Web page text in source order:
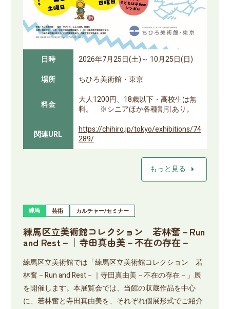
日時
2026年7月25日(土)～ 10月25日(日)
場所
ちひろ美術館・東京
料金
大人1200円、18歳以下・高校生は無
料。 ※シニアほか各種割引あり。
関連URL
https://chihiro.jp/tokyo/exhibitions/74
289/
もっと見る arrow_right
練馬 芸術 カルチャー/セミナー
練馬区立美術館コレクション 若林奮－Run
and Rest－｜寺田真由美－不在の存在－
練馬区立美術館では「練馬区立美術館コレクション 若
林奮－Run and Rest－｜寺田真由美－不在の存在－」展
を開催します。本展覧会では、当館の収蔵作品を中心
に、若林奮と寺田真由美を、それぞれ個展形式でご紹介